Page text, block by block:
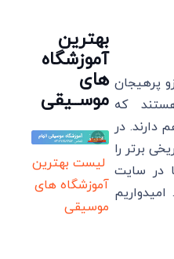
پرهیجان
که
دارند. در
تریخی برتر را
در سایت
بهترین
آموزشگاه
های
موســیقی
لیست بهترین
آموزشگاه های
موسیقی
سریال